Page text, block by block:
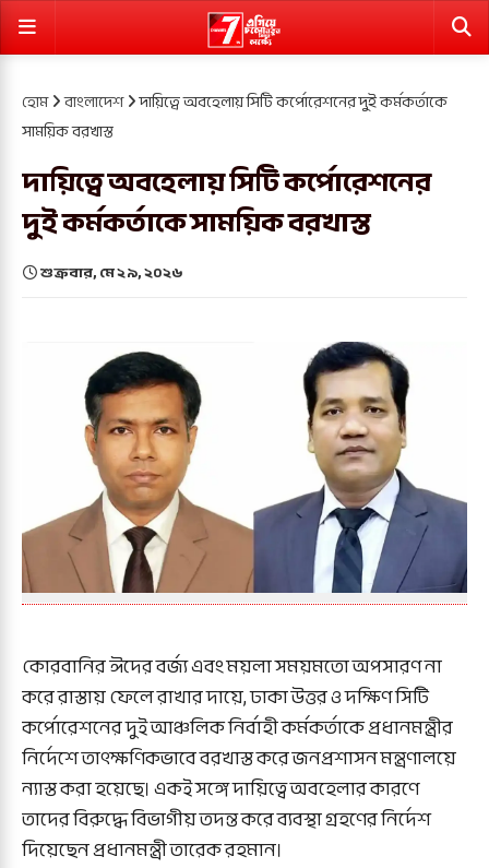
হোম বাংলাদেশ দায়িত্বে অবহেলায় সিটি কর্পোরেশনের দুই কর্মকর্তাকে
সাময়িক বরখাস্ত
দায়িত্বে অবহেলায় সিটি কর্পোরেশনের
দুই কর্মকর্তাকে সাময়িক বরখাস্ত
শুক্রবার, মে ২৯, ২০২৬
কোরবানির ঈদের বর্জ্য এবং ময়লা সময়মতো অপসারণ না
করে রাস্তায় ফেলে রাখার দায়ে, ঢাকা উত্তর ও দক্ষিণ সিটি
কর্পোরেশনের দুই আঞ্চলিক নির্বাহী কর্মকর্তাকে প্রধানমন্ত্রীর
নির্দেশে তাৎক্ষণিকভাবে বরখাস্ত করে জনপ্রশাসন মন্ত্রণালয়ে
ন্যাস্ত করা হয়েছে। একই সঙ্গে দায়িত্বে অবহেলার কারণে
তাদের বিরুদ্ধে বিভাগীয় তদন্ত করে ব্যবস্থা গ্রহণের নির্দেশ
দিয়েছেন প্রধানমন্ত্রী তারেক রহমান।